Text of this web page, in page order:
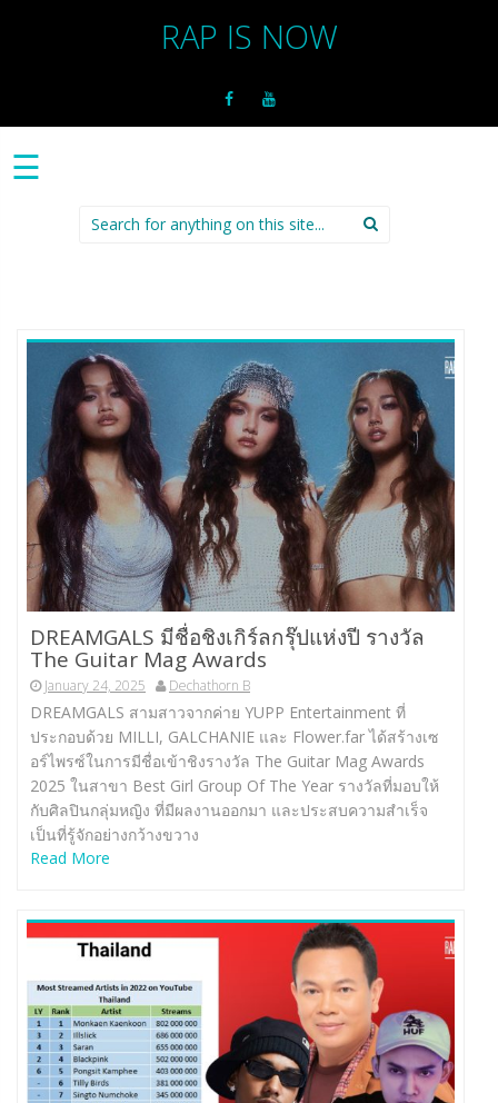
RAP IS NOW
☰
Search
for:
DREAMGALS มีชื่อชิงเกิร์ลกรุ๊ปแห่งปี รางวัล
The Guitar Mag Awards
January 24, 2025 Dechathorn B
DREAMGALS สามสาวจากค่าย YUPP Entertainment ที่
ประกอบด้วย MILLI, GALCHANIE และ Flower.far ได้สร้างเซ
อร์ไพรซ์ในการมีชื่อเข้าชิงรางวัล The Guitar Mag Awards
2025 ในสาขา Best Girl Group Of The Year รางวัลที่มอบให้
กับศิลปินกลุ่มหญิง ที่มีผลงานออกมา และประสบความสำเร็จ
เป็นที่รู้จักอย่างกว้างขวาง
Read More